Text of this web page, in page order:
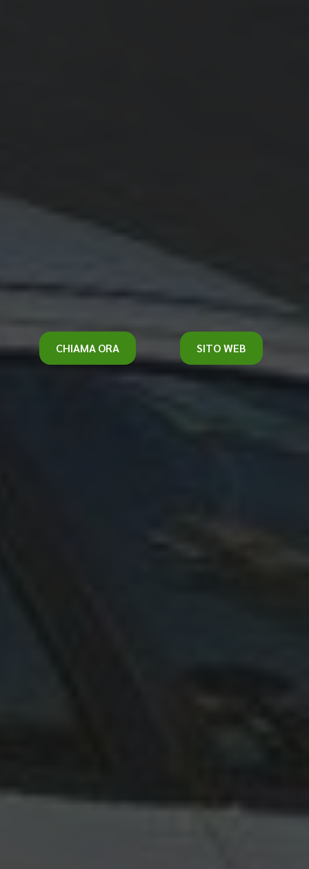
CHIAMA ORA SITO WEB